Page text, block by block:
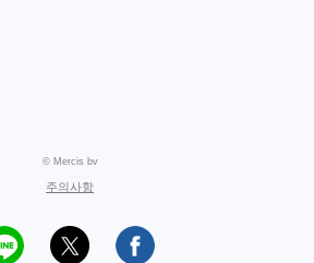
© Mercis bv
주의사항